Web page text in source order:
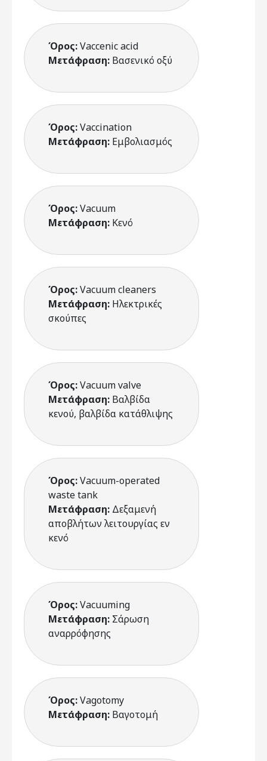
Όρος:Vaccenic acid
Μετάφραση: Βασενικό οξύ
Όρος:Vaccination
Μετάφραση: Εμβολιασμός
Όρος:Vacuum
Μετάφραση: Κενό
Όρος:Vacuum cleaners
Μετάφραση: Ηλεκτρικές
σκούπες
Όρος:Vacuum valve
Μετάφραση: Βαλβίδα
κενού, βαλβίδα κατάθλιψης
Όρος:Vacuum-operated
waste tank
Μετάφραση: Δεξαμενή
αποβλήτων λειτουργίας εν
κενό
Όρος:Vacuuming
Μετάφραση: Σάρωση
αναρρόφησης
Όρος:Vagotomy
Μετάφραση: Βαγοτομή